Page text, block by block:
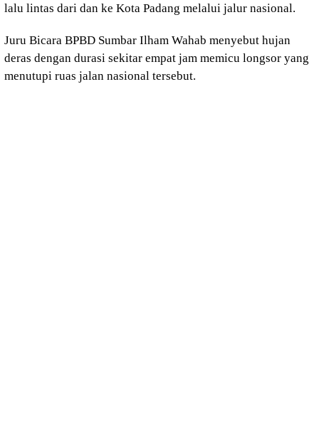
lalu lintas dari dan ke Kota Padang melalui jalur nasional.
Juru Bicara BPBD Sumbar Ilham Wahab menyebut hujan
deras dengan durasi sekitar empat jam memicu longsor yang
menutupi ruas jalan nasional tersebut.